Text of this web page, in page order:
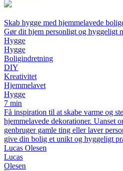
Skab hygge med hjemmelavede
Gør dit hjem personligt og hyggeligt
Hygge
Hygge
Boligindretning
DIY
Kreativitet
Hjemmelavet
Hygge
7 min
Få inspiration til at skabe varme og
hjemmelavede dekorationer. Uanset
genbruger gamle ting eller laver
give din bolig et unikt og hyggeligt
Lucas Olesen
Lucas
Olesen